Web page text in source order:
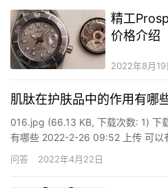
精工
价格介绍
2022年8月19
肌肽在护肤品中的作用有哪
016.jpg (66.13 KB, 下载次数: 1) 下
有哪些 2022-2-26 09:52 上传 可以
肌肤。同时肌肽可以避免皮肤受到自
于稳定的状态之中。还能提高肌肤的
问答 2022年4月22日